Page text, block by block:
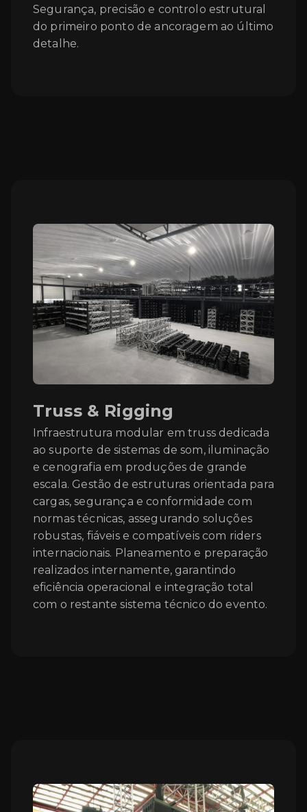
Segurança, precisão e controlo estrutural
do primeiro ponto de ancoragem ao último
detalhe.
Truss & Rigging
Infraestrutura modular em truss dedicada
ao suporte de sistemas de som, iluminação
e cenografia em produções de grande
escala. Gestão de estruturas orientada para
cargas, segurança e conformidade com
normas técnicas, assegurando soluções
robustas, fiáveis e compatíveis com riders
internacionais. Planeamento e preparação
realizados internamente, garantindo
eficiência operacional e integração total
com o restante sistema técnico do evento.